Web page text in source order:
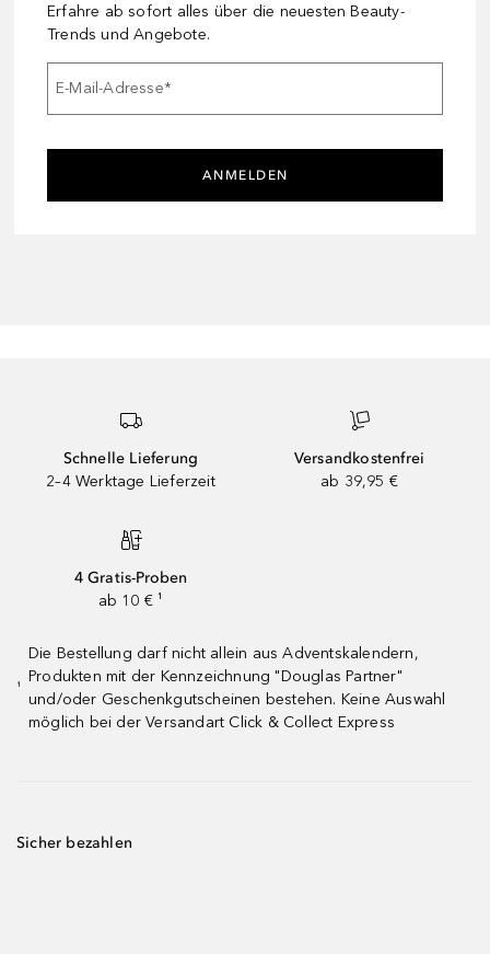
Erfahre ab sofort alles über die neuesten Beauty-
Trends und Angebote.
E-Mail-Adresse*
ANMELDEN
Schnelle Lieferung
2–4 Werktage Lieferzeit
Versandkostenfrei
ab 39,95 €
4 Gratis-Proben
ab 10 € ¹
¹
Die Bestellung darf nicht allein aus Adventskalendern,
Produkten mit der Kennzeichnung "Douglas Partner"
und/oder Geschenkgutscheinen bestehen. Keine Auswahl
möglich bei der Versandart Click & Collect Express
Sicher bezahlen